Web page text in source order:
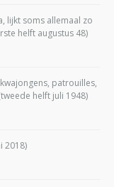
lijkt soms allemaal zo
helft augustus 48)
patrouilles,
helft juli 1948)
2018)